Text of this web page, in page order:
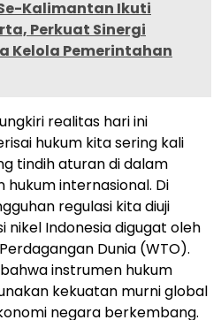
Se-Kalimantan Ikuti
Perkuat Sinergi
Kelola Pemerintahan
realitas hari ini
hukum kita sering kali
tindih aturan di dalam
internasional. Di
regulasi kita diuji
nikel Indonesia digugat oleh
Dunia (WTO).
instrumen hukum
kekuatan murni global
negara berkembang.